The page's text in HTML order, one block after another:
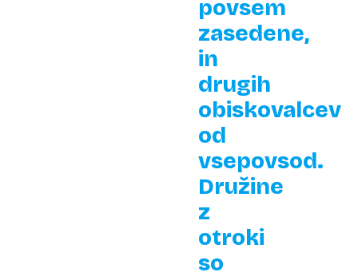
povsem
zasedene,
in
drugih
obiskovalcev
od
vsepovsod.
Družine
z
otroki
so